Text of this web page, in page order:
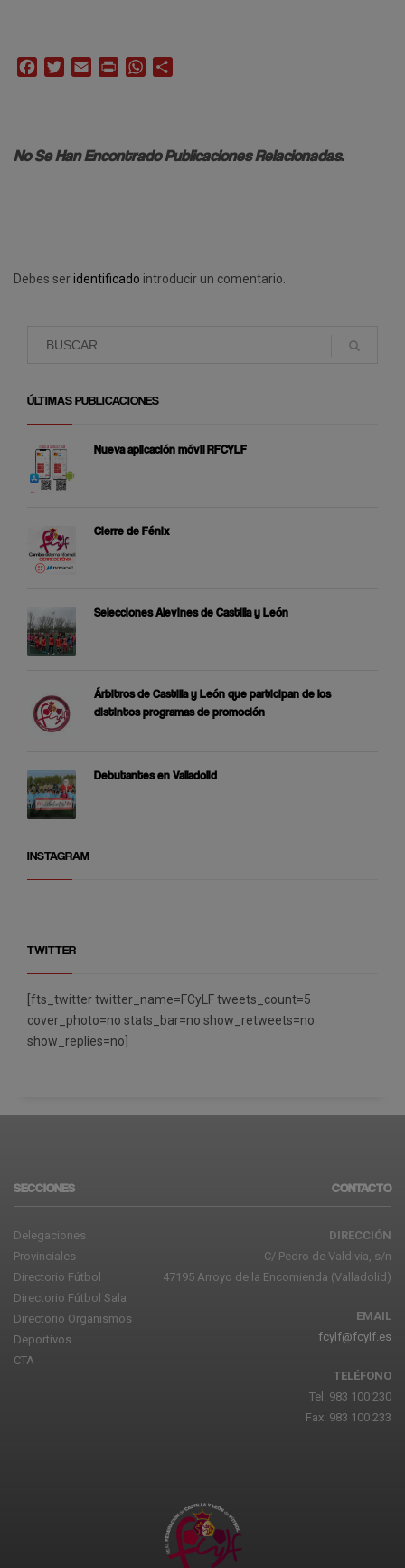
FacebookTwitterEmail Print WhatsApp
No Se Han Encontrado Publicaciones Relacionadas.
Debes seridentificado introducir un comentario.
ÚLTIMAS PUBLICACIONES
Nueva aplicación móvil RFCYLF
Cierre de Fénix
Selecciones Alevines de Castilla y León
Árbitros de Castilla y León que participan de los
distintos programas de promoción
Debutantes en Valladolid
INSTAGRAM
TWITTER
[fts_twitter twitter_name=FCyLF tweets_count=5
cover_photo=no stats_bar=no show_retweets=no
show_replies=no]
SECCIONES
Delegaciones
Provinciales
Directorio Fútbol
Directorio Fútbol Sala
Directorio Organismos
Deportivos
CTA
CONTACTO
DIRECCIÓN
C/ Pedro de Valdivia, s/n
47195 Arroyo de la Encomienda (Valladolid)
EMAIL
fcylf@fcylf.es
TELÉFONO
Tel: 983 100 230
Fax: 983 100 233